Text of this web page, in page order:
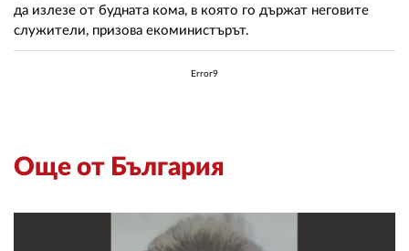
да излезе от будната кома, в която го държат неговите
служители, призова екоминистърът.
Error9
Още от България